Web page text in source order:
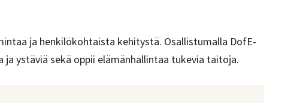
ja henkilökohtaista kehitystä. Osallistumalla DofE-
ystäviä sekä oppii elämänhallintaa tukevia taitoja.